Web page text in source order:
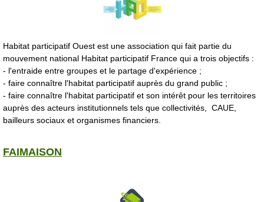
Habitat participatif Ouest est une association qui fait partie du
mouvement national Habitat participatif France qui a trois objectifs :
- l'entraide entre groupes et le partage d'expérience ;
- faire connaître l'habitat participatif auprès du grand public ;
- faire connaître l'habitat participatif et son intérêt pour les territoires
auprès des acteurs institutionnels tels que collectivités, CAUE,
bailleurs sociaux et organismes financiers.
FAIMAISON